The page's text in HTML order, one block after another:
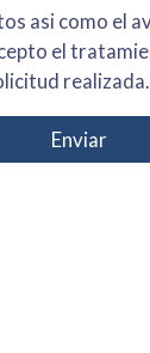
realizada.
Enviar